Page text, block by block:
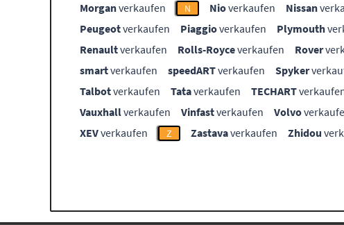
Morganverkaufen N Nioverkaufen Nissan
Peugeotverkaufen Piaggioverkaufen Plymouth
Renaultverkaufen Rolls-Royceverkaufen Rover
smartverkaufen speedARTverkaufen Spyker
Talbotverkaufen Tataverkaufen TECHART
Vauxhallverkaufen Vinfastverkaufen Volvo
XEVverkaufen Z Zastavaverkaufen Zhidou